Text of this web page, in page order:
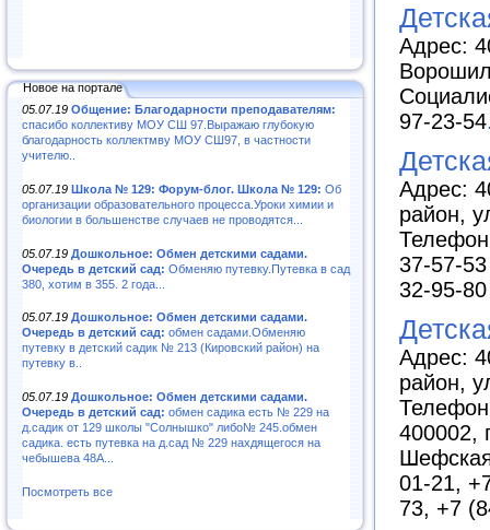
Новое на портале
05.07.19 Общение: Благодарности преподавателям:
спасибо коллективу МОУ СШ 97.Выражаю глубокую
благодарность коллектмву МОУ СШ97, в частности
учителю..
05.07.19 Школа № 129: Форум-блог. Школа № 129: Об
организации образовательного процесса.Уроки химии и
биологии в большенстве случаев не проводятся...
05.07.19 Дошкольное: Обмен детскими садами.
Очередь в детский сад: Обменяю путевку.Путевка в сад
380, хотим в 355. 2 года...
05.07.19 Дошкольное: Обмен детскими садами.
Очередь в детский сад: обмен садами.Обменяю
путевку в детский садик № 213 (Кировский район) на
путевку в..
05.07.19 Дошкольное: Обмен детскими садами.
Очередь в детский сад: обмен садика есть № 229 на
д.садик от 129 школы "Солнышко" либо№ 245.обмен
садика. есть путевка на д.сад № 229 нахдящегося на
чебышева 48А...
Посмотреть все
Адрес:
97-23-54
Адрес:
район,
37-57-
32-95-
Адрес:
район,
400002,
01-21,
73, +7